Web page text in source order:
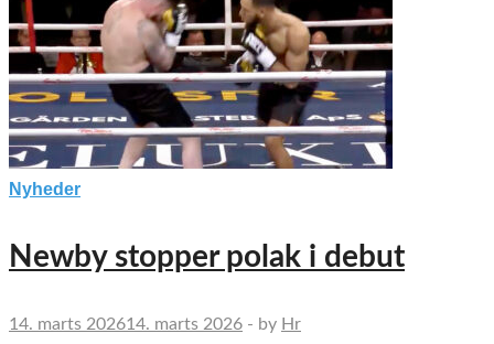
Nyheder
Newby stopper polak i debut
14. marts 202614. marts 2026 - by Hr